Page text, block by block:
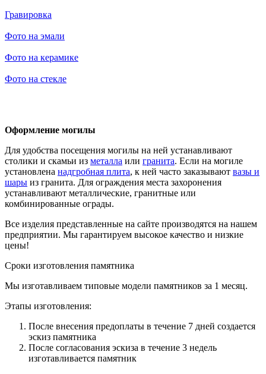
Гравировка
Фото на эмали
Фото на керамике
Фото на стекле
Оформление могилы
Для удобства посещения могилы на ней устанавливают
столики и скамьи из металла или гранита. Если на могиле
установлена надгробная плита, к ней часто заказывают вазы и
шары из гранита. Для ограждения места захоронения
устанавливают металлические, гранитные или
комбинированные ограды.
Все изделия представленные на сайте производятся на нашем
предприятии. Мы гарантируем высокое качество и низкие
цены!
Сроки изготовления памятника
Мы изготавливаем типовые модели памятников за 1 месяц.
Этапы изготовления:
После внесения предоплаты в течение 7 дней создается
эскиз памятника
После согласования эскиза в течение 3 недель
изготавливается памятник